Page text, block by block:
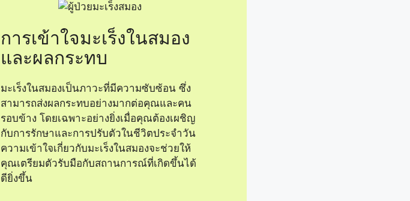
การเข้าใจมะเร็งในสมอง
และผลกระทบ
มะเร็งในสมองเป็นภาวะที่มีความซับซ้อน ซึ่ง
สามารถส่งผลกระทบอย่างมากต่อคุณและคน
รอบข้าง โดยเฉพาะอย่างยิ่งเมื่อคุณต้องเผชิญ
กับการรักษาและการปรับตัวในชีวิตประจำวัน
ความเข้าใจเกี่ยวกับมะเร็งในสมองจะช่วยให้
คุณเตรียมตัวรับมือกับสถานการณ์ที่เกิดขึ้นได้
ดียิ่งขึ้น